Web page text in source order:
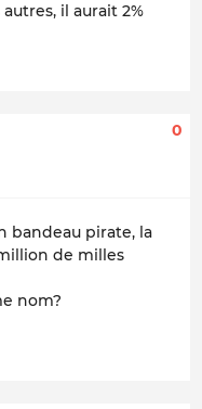
il aurait 2%
0
bandeau pirate, la
de milles
nom?